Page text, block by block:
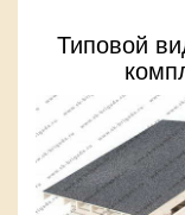
Типовой